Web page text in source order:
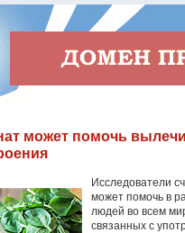
может помочь
Исследователи
может помочь в
людей во всем
связанных с